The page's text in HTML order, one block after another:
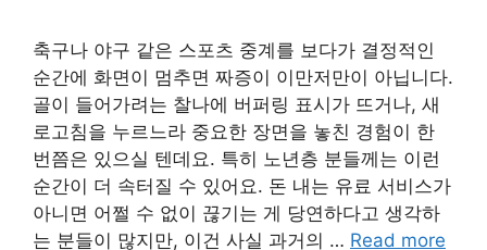
축구나 야구 같은 스포츠 중계를 보다가 결정적인
순간에 화면이 멈추면 짜증이 이만저만이 아닙니다.
골이 들어가려는 찰나에 버퍼링 표시가 뜨거나, 새
로고침을 누르느라 중요한 장면을 놓친 경험이 한
번쯤은 있으실 텐데요. 특히 노년층 분들께는 이런
순간이 더 속터질 수 있어요. 돈 내는 유료 서비스가
아니면 어쩔 수 없이 끊기는 게 당연하다고 생각하
는 분들이 많지만, 이건 사실 과거의 … Read more